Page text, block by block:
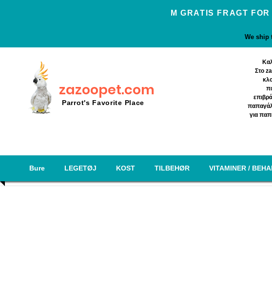
Μ GRATIS FRAGT
We ship
zazoopet.com
Parrot's Favorite Place
Στο
για
Bure LEGETØJ KOST TILBEHØR VITAMINER /